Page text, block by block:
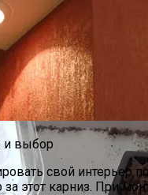
Пенопласта
И
свой
за этот карниз. При